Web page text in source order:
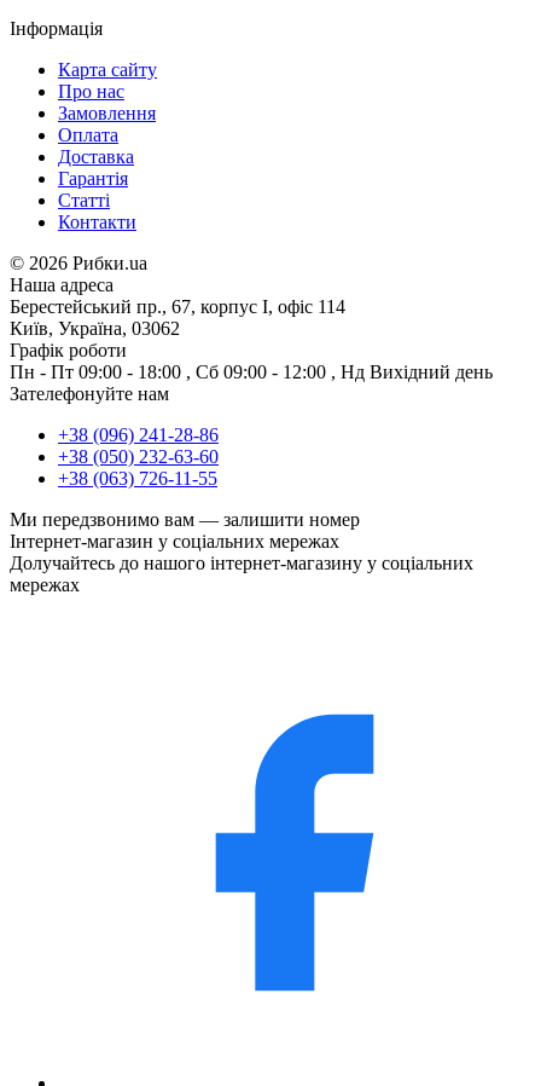
Інформація
Карта сайту
Про нас
Замовлення
Оплата
Доставка
Гарантія
Статті
Контакти
© 2026 Рибки.ua
Наша адреса
Берестейський пр., 67, корпус І, офіс 114
Київ, Україна, 03062
Графік роботи
Пн - Пт 09:00 - 18:00 , Сб 09:00 - 12:00 , Нд Вихідний день
Зателефонуйте нам
+38 (096) 241-28-86
+38 (050) 232-63-60
+38 (063) 726-11-55
Ми передзвонимо вам — залишити номер
Інтернет-магазин у соціальних мережах
Долучайтесь до нашого інтернет-магазину у соціальних
мережах